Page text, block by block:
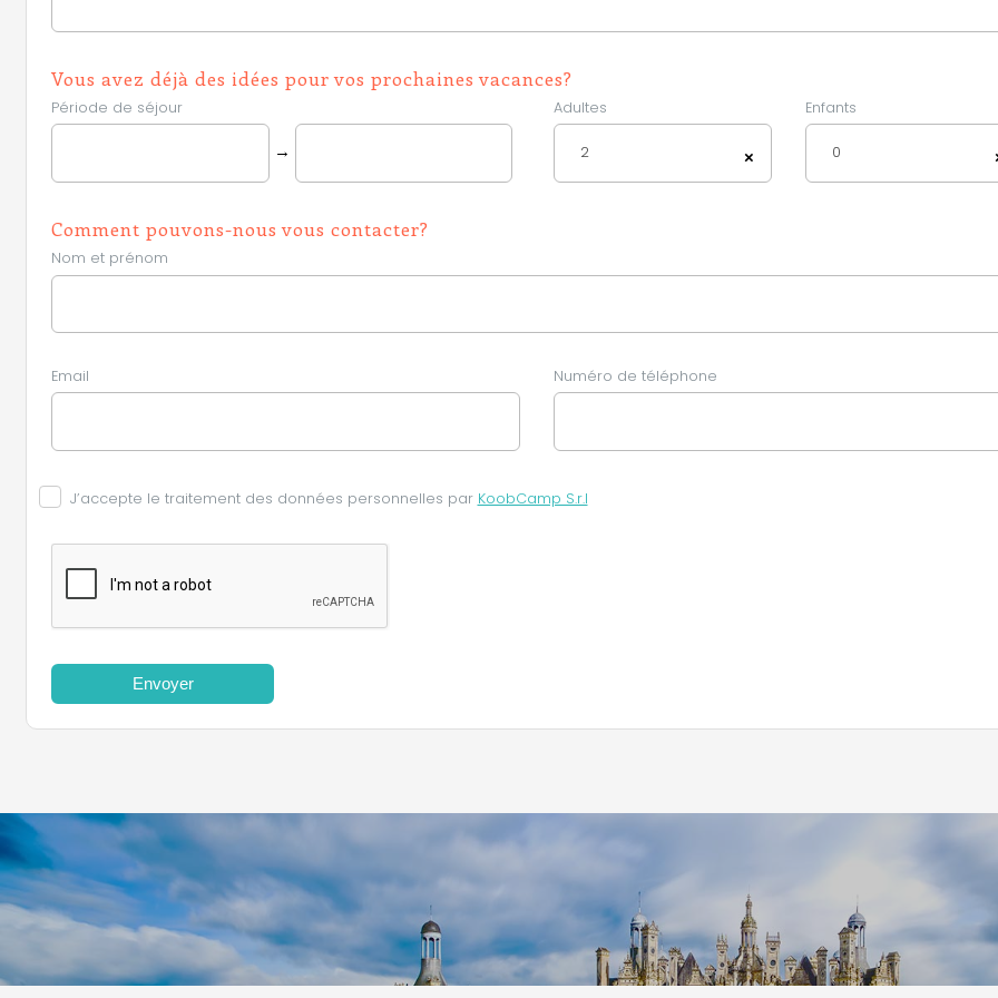
Vous avez déjà des idées pour vos prochaines vacances?
Période de séjour
→
Adultes
×
2
Enfants
0
Comment pouvons-nous vous contacter?
Nom et prénom
Email Numéro de téléphone
J’accepte le traitement des données personnelles par KoobCamp S.r.l
Envoyer